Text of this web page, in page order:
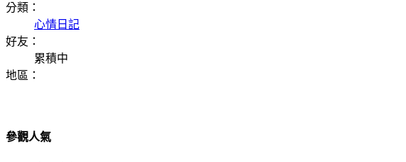
分類：
心情日記
好友：
累積中
地區：
參觀人氣